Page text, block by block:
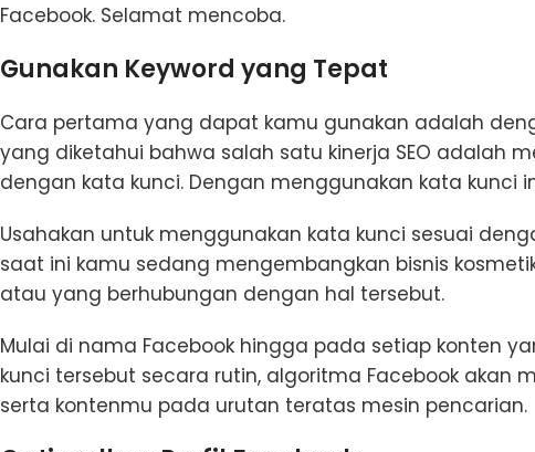
Facebook. Selamat mencoba.
Gunakan Keyword yang Tepat
Cara pertama yang dapat kamu gunakan adalah
yang diketahui bahwa salah satu kinerja SEO adalah
dengan kata kunci. Dengan menggunakan kata kunci
Usahakan untuk menggunakan kata kunci sesuai
saat ini kamu sedang mengembangkan bisnis
atau yang berhubungan dengan hal tersebut.
Mulai di nama Facebook hingga pada setiap konten
kunci tersebut secara rutin, algoritma Facebook akan
serta kontenmu pada urutan teratas mesin pencarian.